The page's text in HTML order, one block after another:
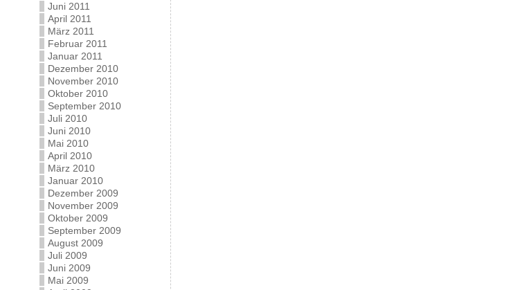
Juni 2011
April 2011
März 2011
Februar 2011
Januar 2011
Dezember 2010
November 2010
Oktober 2010
September 2010
Juli 2010
Juni 2010
Mai 2010
April 2010
März 2010
Januar 2010
Dezember 2009
November 2009
Oktober 2009
September 2009
August 2009
Juli 2009
Juni 2009
Mai 2009